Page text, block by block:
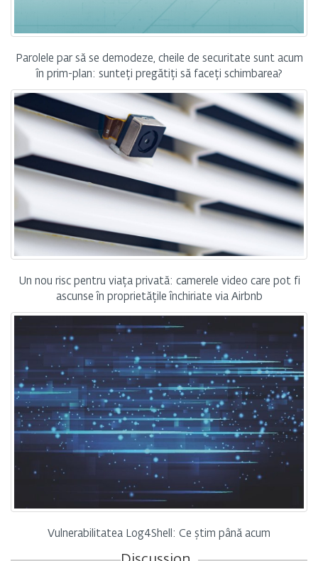
Parolele par să se demodeze, cheile de securitate sunt acum
în prim-plan: sunteți pregătiți să faceți schimbarea?
Un nou risc pentru viața privată: camerele video care pot fi
ascunse în proprietățile închiriate via Airbnb
Vulnerabilitatea Log4Shell: Ce știm până acum